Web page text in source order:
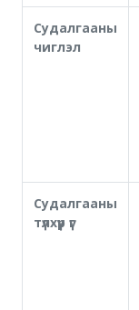
Судалгааны
чиглэл
Судалгааны
түлхүүр үг